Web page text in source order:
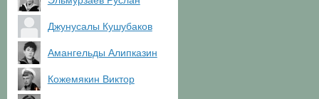
Джунусалы Кушубаков
Амангельды Алипказин
Кожемякин Виктор